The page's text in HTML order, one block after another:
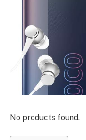
No products found.